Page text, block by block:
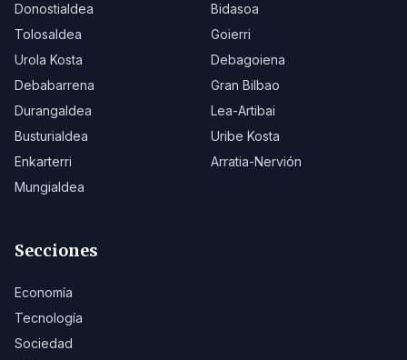
Donostialdea
Bidasoa
Tolosaldea
Goierri
Urola Kosta
Debagoiena
Debabarrena
Gran Bilbao
Durangaldea
Lea-Artibai
Busturialdea
Uribe Kosta
Enkarterri
Arratia-Nervión
Mungialdea
Secciones
Economía
Tecnología
Sociedad